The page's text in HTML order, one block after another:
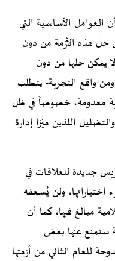
العوامل الأساسية التي
حل هذه الأزمة من دون
يمكن حلها من دون
واقع التجربة- يتطلب
معدومة، خصوصاً في ظل
والتضليل اللذين ميّزا إدارة
جديدة للعلاقات في
ولن يُسعفه
مبالغ فيها، كما أن
ستمنع عنها بعض
للعام الثاني من أزمتها